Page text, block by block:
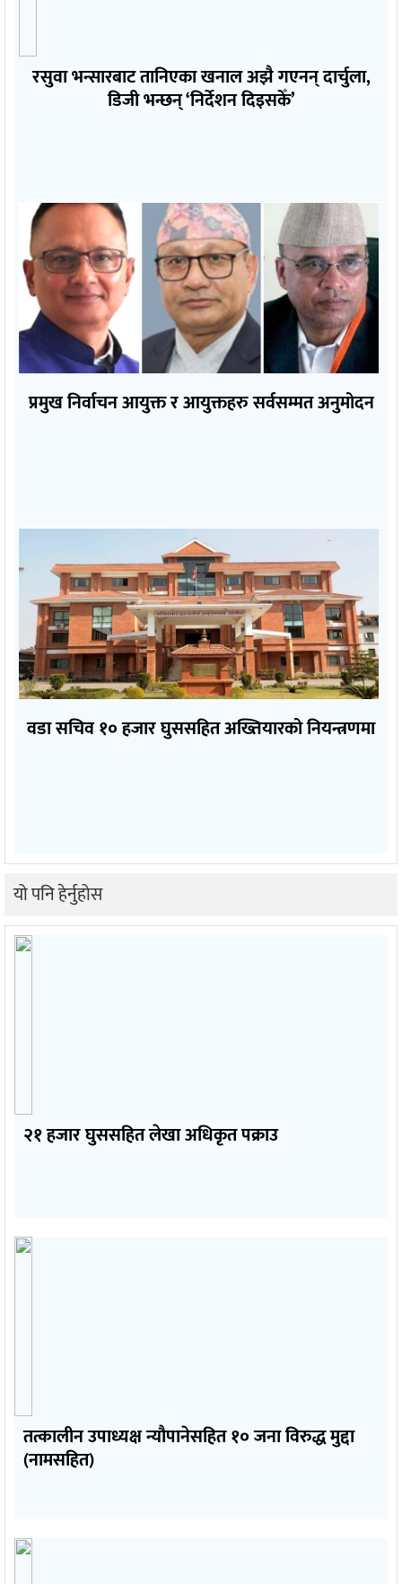
रसुवा भन्सारबाट तानिएका खनाल अझै गएनन् दार्चुला,
डिजी भन्छन् ‘निर्देशन दिइसकेँ’
प्रमुख निर्वाचन आयुक्त र आयुक्तहरु सर्वसम्मत अनुमोदन
वडा सचिव १० हजार घुससहित अख्तियारको नियन्त्रणमा
यो पनि हेर्नुहोस
२१ हजार घुससहित लेखा अधिकृत पक्राउ
तत्कालीन उपाध्यक्ष न्यौपानेसहित १० जना विरुद्ध मुद्दा
(नामसहित)